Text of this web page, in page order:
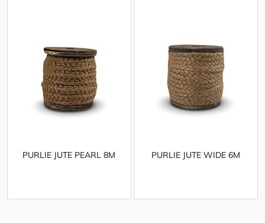
PURLIE JUTE PEARL 8M PURLIE JUTE WIDE 6M